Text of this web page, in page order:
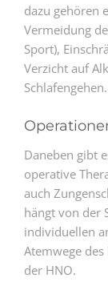
dazu gehören
Vermeidung
Sport),
Verzicht auf
Schlafengehen.
Daneben gibt
operative
auch
hängt von der
individuellen
Atemwege
der HNO.